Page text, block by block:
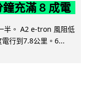
充滿 8 成電
半。 A2 e-tron 風阻低
行到7.8公里。6...